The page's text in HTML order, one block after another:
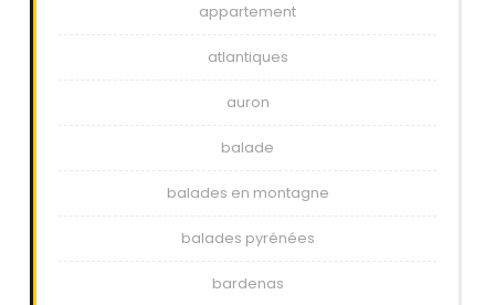
appartement
atlantiques
auron
balade
balades en montagne
balades pyrénées
bardenas